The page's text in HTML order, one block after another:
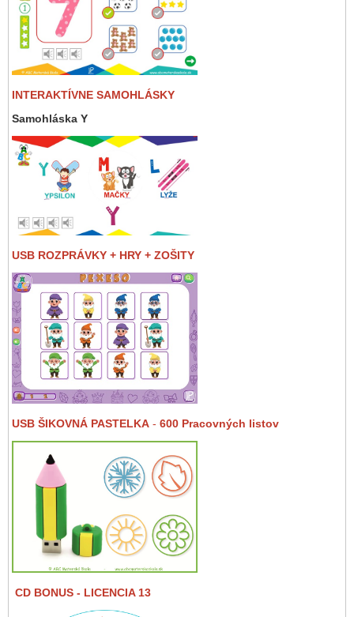
INTERAKTÍVNE SAMOHLÁSKY
Samohláska Y
USB ROZPRÁVKY + HRY + ZOŠITY
USB ŠIKOVNÁ PASTELKA - 600 Pracovných listov
CD BONUS - LICENCIA 13